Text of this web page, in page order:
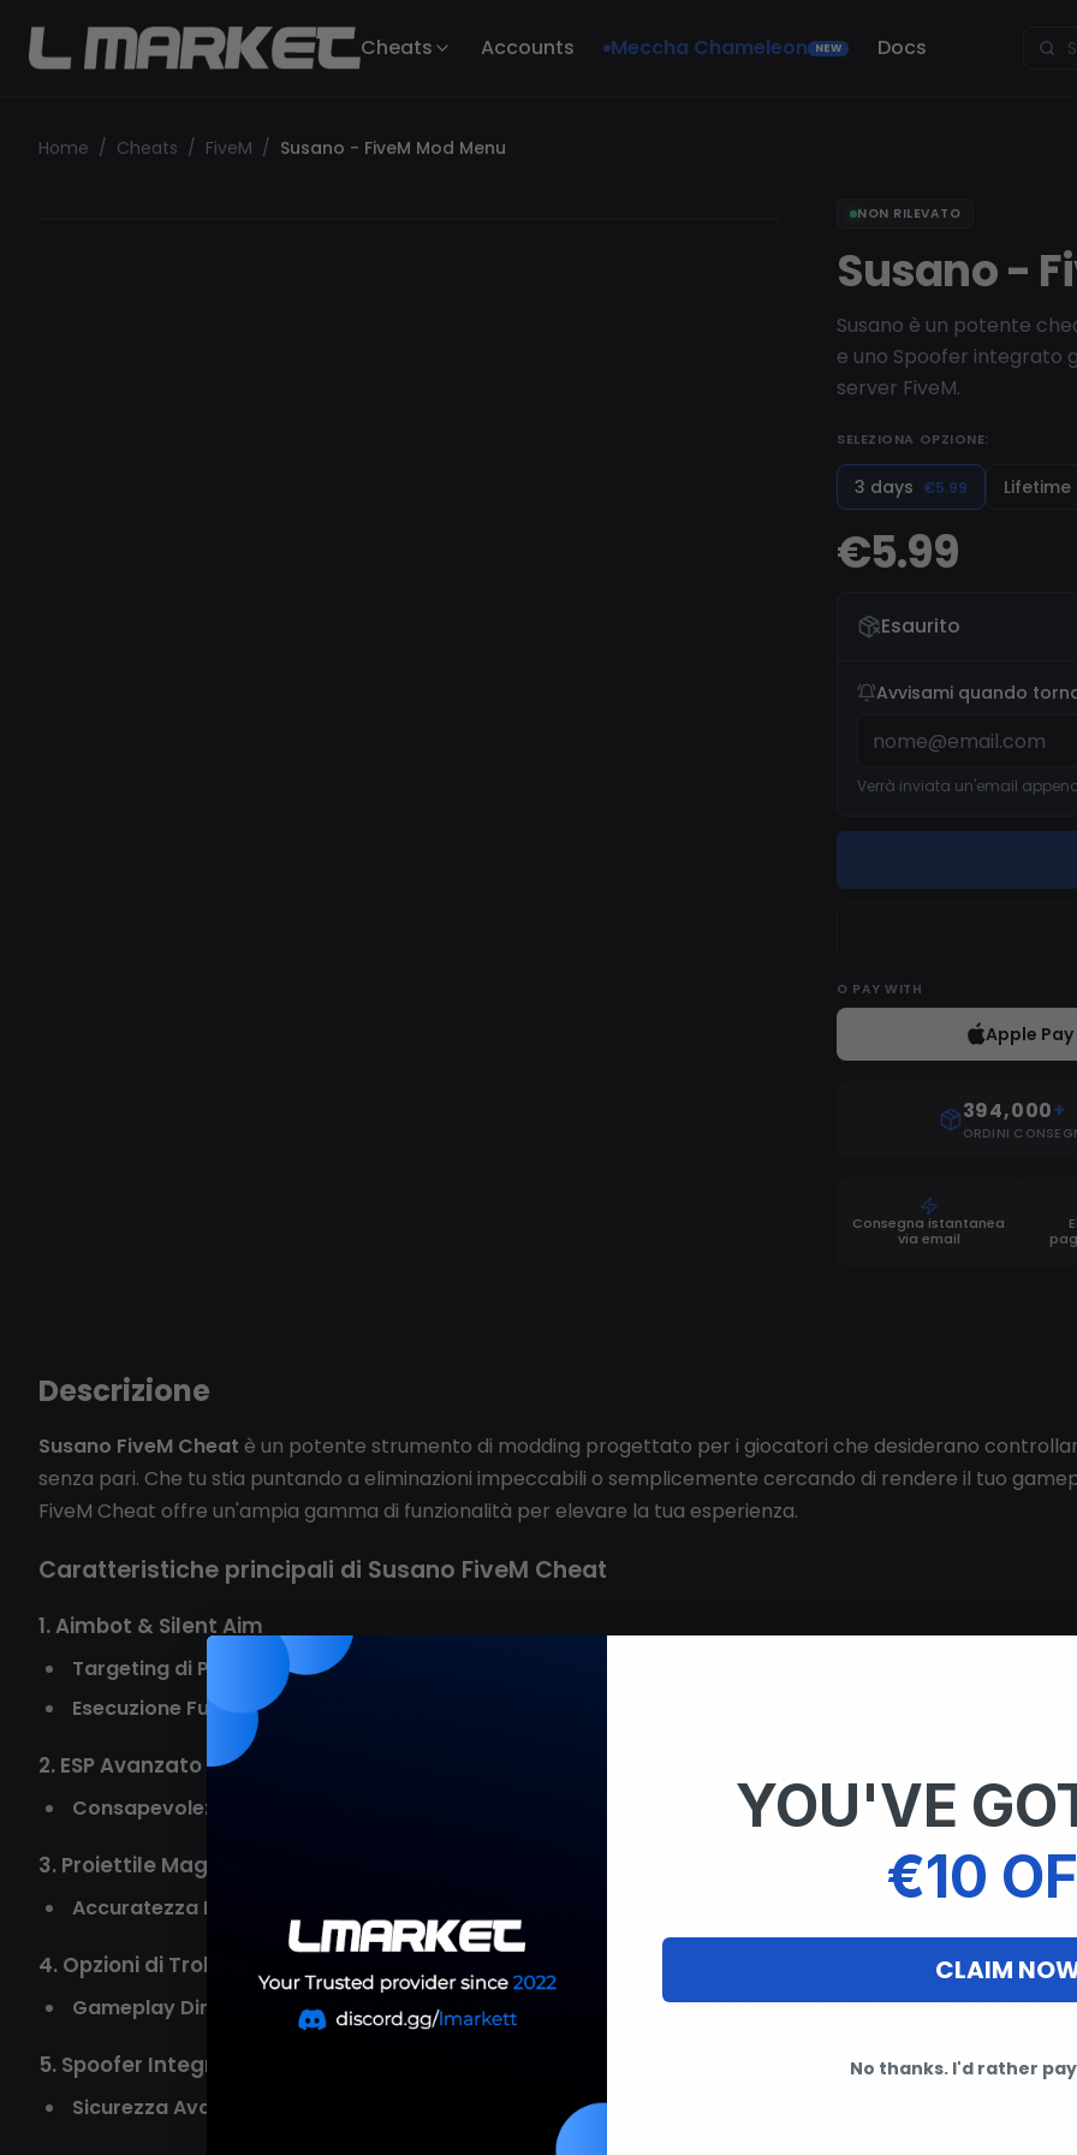
Cheats Accounts Meccha Chameleon NEW Docs
Home / Cheats / FiveM / Susano - FiveM Mod Menu
NON RILEVATO
Susano -
Susano è un potente
e uno Spoofer integrato
server FiveM.
SELEZIONA OPZIONE:
3 days €5.99 Lifetime
€5.99
Esaurito
Avvisami quando
Verrà inviata un'email
O PAY WITH
Apple Pay
394,000+
ORDINI
Consegna istantanea
via email
Descrizione
Susano FiveM Cheat è un potente strumento di modding progettato per i giocatori che desiderano
senza pari. Che tu stia puntando a eliminazioni impeccabili o semplicemente cercando di rendere il tuo
FiveM Cheat offre un'ampia gamma di funzionalità per elevare la tua esperienza.
Caratteristiche principali di Susano FiveM Cheat
1. Aimbot & Silent Aim
Targeting di Precisione:Blocca i nemici con un'accuratezza eccezionale, garantendo uccisioni
Esecuzione Furtiva:Approfitta delle capacità di mira silenziosa che mantengono le tue azioni discrete ed
2. ESP Avanzato (Wallhack)
Consapevolezza Situazionale Completa: Individua senza sforzo nemici, NPC e oggetti attraverso i
3. Proiettile Magico
Accuratezza Infallibile:
4. Opzioni di Trolling
Gameplay Dinamico: Goditi una serie di funzionalità divertenti come la generazione di oggetti, il
5. Spoofer Integrato
Sicurezza Avanzata: Rimani sotto il radar con uno spoofer integrato che aiuta a evitare il rilevamento,
YOU'VE
€10
CLAIM
No thanks. I'd rather